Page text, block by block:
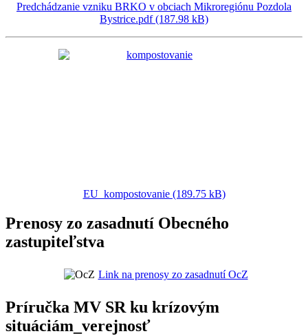
Predchádzanie vzniku BRKO v obciach Mikroregiónu Pozdola
Bystrice.pdf (187.98 kB)
EU_kompostovanie (189.75 kB)
Prenosy zo zasadnutí Obecného
zastupiteľstva
Link na prenosy zo zasadnutí OcZ
Príručka MV SR ku krízovým
situáciám_verejnosť